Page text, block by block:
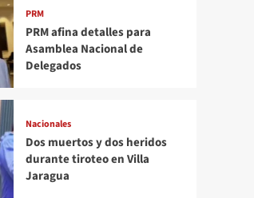
PRM
PRM afina detalles para
Asamblea Nacional de
Delegados
Nacionales
Dos muertos y dos heridos
durante tiroteo en Villa
Jaragua